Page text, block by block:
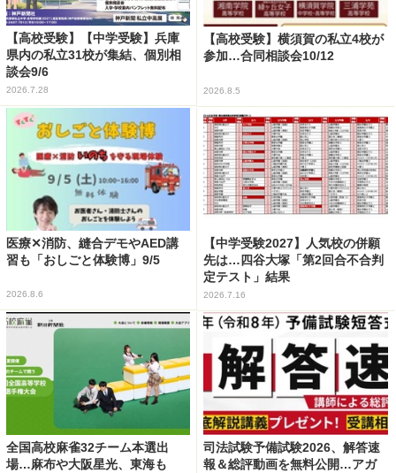
【高校受験】【中学受験】兵庫
県内の私立31校が集結、個別相
談会9/6
2026.7.28
【高校受験】横須賀の私立4校が
参加…合同相談会10/12
2026.8.5
医療✕消防、縫合デモやAED講
習も「おしごと体験博」9/5
2026.8.6
【中学受験2027】人気校の併願
先は…四谷大塚「第2回合不合判
定テスト」結果
2026.7.16
全国高校麻雀32チーム本選出
場…麻布や大阪星光、東海も
司法試験予備試験2026、解答速
報＆総評動画を無料公開…アガ